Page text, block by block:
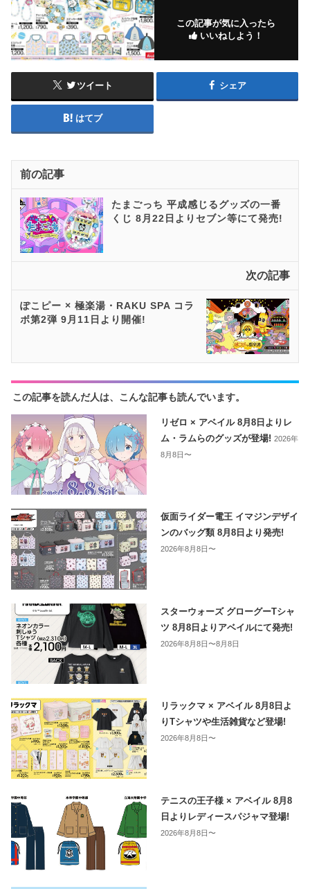
この記事が気に入ったら
いいねしよう！
ツイート シェア
はてブ
前の記事
たまごっち 平成感じるグッズの一番
くじ 8月22日よりセブン等にて発売!
次の記事
ぽこピー × 極楽湯・RAKU SPA コラ
ボ第2弾 9月11日より開催!
この記事を読んだ人は、こんな記事も読んでいます。
リゼロ × アベイル 8月8日よりレ
ム・ラムらのグッズが登場!2026年
8月8日〜
仮面ライダー電王 イマジンデザイ
ンのバッグ類 8月8日より発売!
2026年8月8日〜
スターウォーズ グローグーTシャ
ツ 8月8日よりアベイルにて発売!
2026年8月8日〜8月8日
リラックマ × アベイル 8月8日よ
りTシャツや生活雑貨など登場!
2026年8月8日〜
テニスの王子様 × アベイル 8月8
日よりレディースパジャマ登場!
2026年8月8日〜